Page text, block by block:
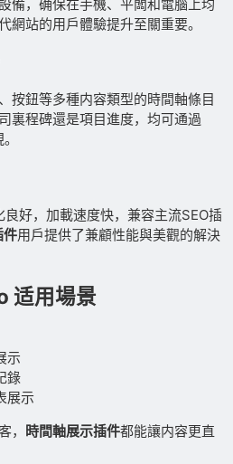
備，确保在手機、平闆和電腦上均
網站的用戶體驗提升至關重要。
按鈕等多種内容類型的時間軸條目
裏程碑還是項目進度，均可通過
好，加載速度快，兼容主流SEO插
件用戶提供了兼顧性能與美觀的解決
适用場景
示
錄
展示
， 時間軸展示插件都能讓内容更直